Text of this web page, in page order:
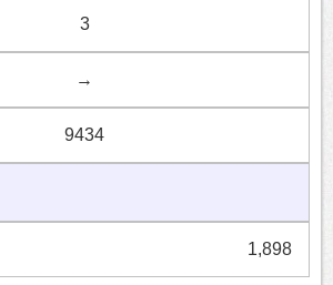
3
→
9434
1,898